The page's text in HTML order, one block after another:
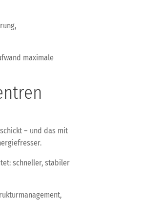
maximale
– und das mit
schneller, stabiler